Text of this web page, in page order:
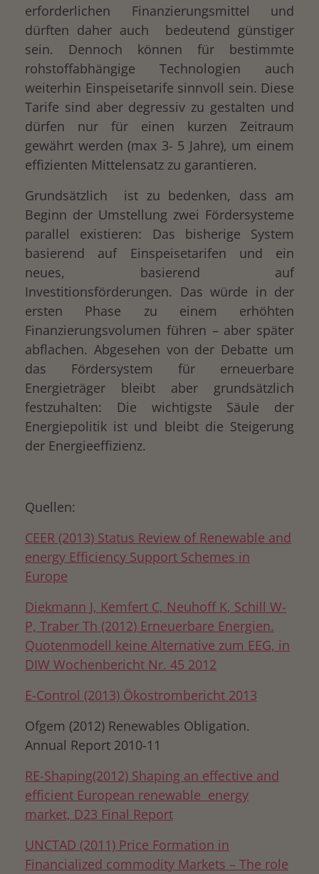
erforderlichen Finanzierungsmittel und
dürften daher auch bedeutend günstiger
sein.
Dennoch können für bestimmte
rohstoffabhängige Technologien auch
weiterhin Einspeisetarife sinnvoll sein. Diese
Tarife sind aber degressiv zu gestalten und
dürfen nur für einen kurzen Zeitraum
gewährt werden (max 3- 5 Jahre), um einem
effizienten Mittelensatz zu garantieren.
Grundsätzlich ist zu bedenken, dass am
Beginn der Umstellung zwei Fördersysteme
parallel existieren: Das bisherige System
basierend auf Einspeisetarifen und ein
neues, basierend auf
Investitionsförderungen. Das würde in der
ersten Phase zu einem erhöhten
Finanzierungsvolumen führen – aber später
abflachen. Abgesehen von der Debatte um
das Fördersystem für erneuerbare
Energieträger bleibt aber grundsätzlich
festzuhalten: Die wichtigste Säule der
Energiepolitik ist und bleibt die Steigerung
der Energieeffizienz.
Quellen:
CEER (2013) Status Review of Renewable and
energy Efficiency Support Schemes in
Europe
Diekmann J, Kemfert C, Neuhoff K, Schill W-
P, Traber Th (2012) Erneuerbare Energien.
Quotenmodell keine Alternative zum EEG, in
DIW Wochenbericht Nr. 45 2012
E-Control (2013) Ökostrombericht 2013
Ofgem (2012) Renewables Obligation.
Annual Report 2010-11
RE-Shaping(2012) Shaping an effective and
efficient European renewable energy
market, D23 Final Report
UNCTAD (2011) Price Formation in
Financialized commodity Markets – The role